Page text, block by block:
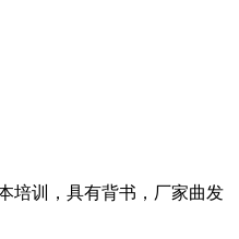
培训，具有背书，厂家曲发